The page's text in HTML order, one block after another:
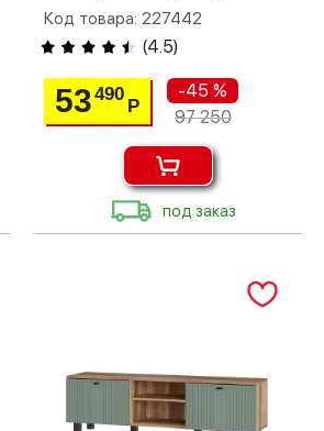
Код товара: 227442
(4.5)
53490
Р
-45 %
97 250
под заказ